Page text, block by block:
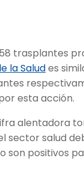
trasplantes
la Saludes
esta acción.
alentadora
salud
son positivos